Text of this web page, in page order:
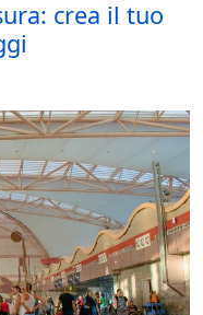
crea il tuo